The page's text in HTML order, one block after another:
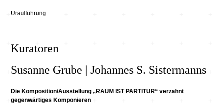
Uraufführung
Kuratoren
Susanne Grube | Johannes S. Sistermanns
Die Komposition/Ausstellung „RAUM IST PARTITUR“ verzahnt
gegenwärtiges Komponieren